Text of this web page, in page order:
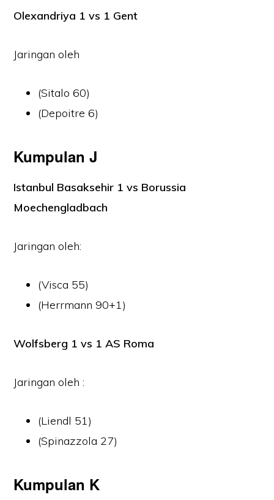
Olexandriya 1 vs 1 Gent
Jaringan oleh
(Sitalo 60)
(Depoitre 6)
Kumpulan J
Istanbul Basaksehir 1 vs Borussia
Moechengladbach
Jaringan oleh:
(Visca 55)
(Herrmann 90+1)
Wolfsberg 1 vs 1 AS Roma
Jaringan oleh :
(Liendl 51)
(Spinazzola 27)
Kumpulan K